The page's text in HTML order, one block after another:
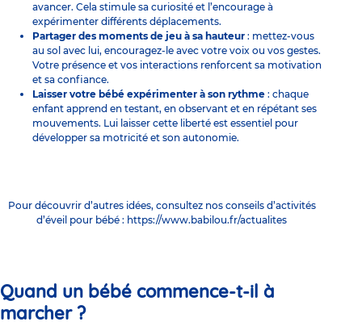
avancer. Cela stimule sa curiosité et l’encourage à
expérimenter différents déplacements.
Partager des moments de jeu à sa hauteur : mettez-vous
au sol avec lui, encouragez-le avec votre voix ou vos gestes.
Votre présence et vos interactions renforcent sa motivation
et sa confiance.
Laisser votre bébé expérimenter à son rythme : chaque
enfant apprend en testant, en observant et en répétant ses
mouvements. Lui laisser cette liberté est essentiel pour
développer sa motricité et son autonomie.
Pour découvrir d’autres idées, consultez nos conseils d’activités
d’éveil pour bébé : https://www.babilou.fr/actualites
Quand un bébé commence-t-il à
marcher ?